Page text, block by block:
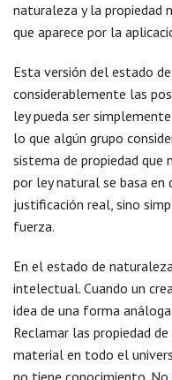
naturaleza y la propiedad
que aparece por la
Esta versión del estado
considerablemente las
ley pueda ser
lo que algún grupo
sistema de propiedad que
por ley natural se basa en
justificación real, sino
fuerza.
En el estado de
intelectual. Cuando un
idea de una forma
Reclamar las propiedad
material en todo el
no tiene conocimiento. No